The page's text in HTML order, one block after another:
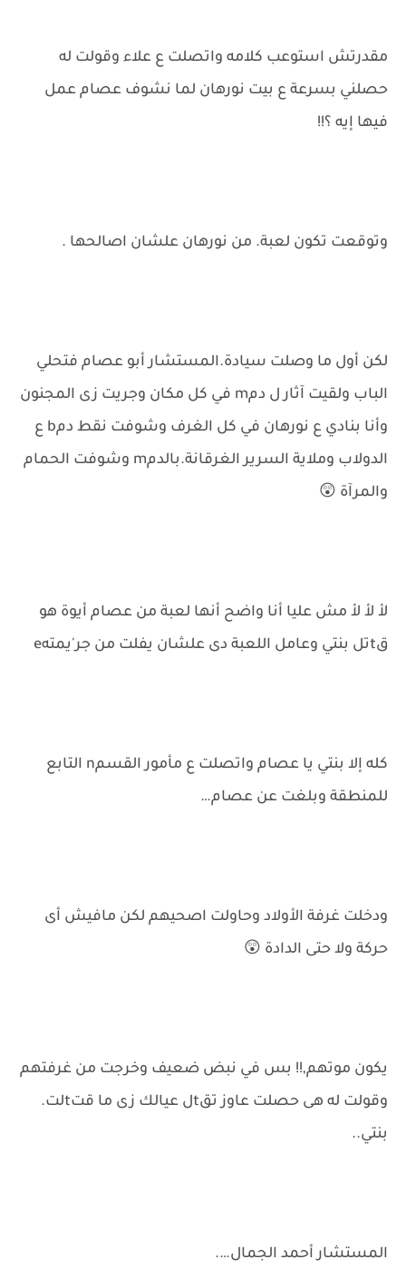
مقدرتش استوعب كلامه واتصلت ع علاء وقولت له
حصلني بسرعة ع بيت نورهان لما نشوف عصام عمل
فيها إيه ؟!!
وتوقعت تكون لعبة. من نورهان علشان اصالحها .
لكن أول ما وصلت سيادة.المستشار أبو عصام فتحلي
الباب ولقيت آثار ل دمm في كل مكان وجريت زى المجنون
وأنا بنادي ع نورهان في كل الغرف وشوفت نقط دمb ع
الدولاب وملاية السرير الغرقانة.بالدمm وشوفت الحمام
والمرآة 😲
لأ لأ لأ مش عليا أنا واضح أنها لعبة من عصام أيوة هو
قtتل بنتي وعامل اللعبة دى علشان يفلت من جر'يمتهe
كله إلا بنتي يا عصام واتصلت ع مأمور القسمn التابع
للمنطقة وبلغت عن عصام…
ودخلت غرفة الأولاد وحاولت اصحيهم لكن مافيش أى
حركة ولا حتى الدادة 😲
يكون موتهم,!! بس في نبض ضعيف وخرجت من غرفتهم
وقولت له هى حصلت عاوز تقtل عيالك زى ما قتtلت.
بنتي..
المستشار أحمد الجمال….